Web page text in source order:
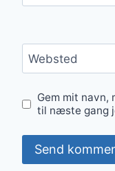
Websted
Gem mit navn,
til næste gang